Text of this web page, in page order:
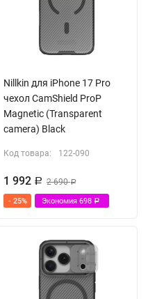
Nillkin для iPhone 17 Pro
чехол CamShield ProP
Magnetic (Transparent
camera) Black
Код товара: 122-090
1 992 Р 2 690Р
- 25% Экономия 698 Р